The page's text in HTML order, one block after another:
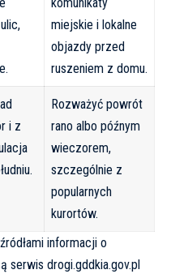
miejskie i lokalne
objazdy przed
ruszeniem z domu.
i z
Rozważyć powrót
rano albo późnym
wieczorem,
szczególnie z
popularnych
kurortów.
informacji o
serwis drogi.gddkia.gov.pl